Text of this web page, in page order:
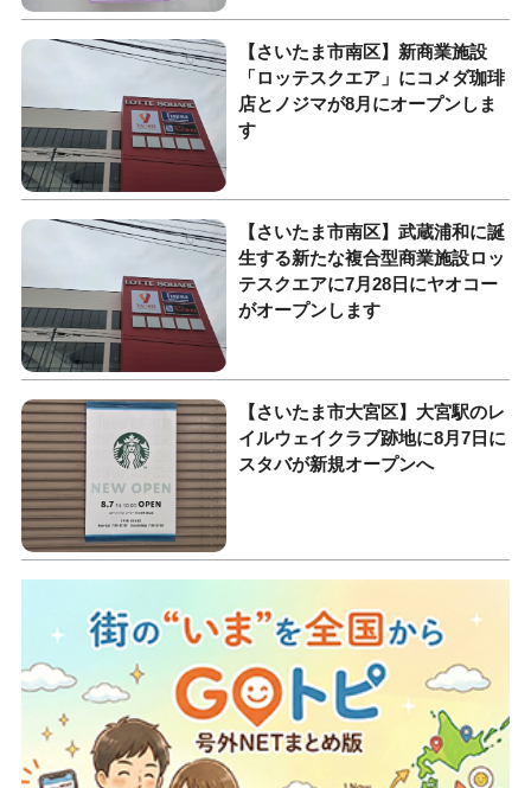
【さいたま市南区】新商業施設
「ロッテスクエア」にコメダ珈琲
店とノジマが8月にオープンしま
す
【さいたま市南区】武蔵浦和に誕
生する新たな複合型商業施設ロッ
テスクエアに7月28日にヤオコー
がオープンします
【さいたま市大宮区】大宮駅のレ
イルウェイクラブ跡地に8月7日に
スタバが新規オープンへ